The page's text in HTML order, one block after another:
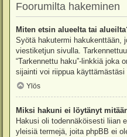
Foorumilta hakeminen
Miten etsin alueelta tai
Syötä hakutermi hakukenttään,
viestiketjun sivulla.
“Tarkennettu haku”-linkkiä joka
sijainti voi riippua
Ylös
Miksi hakuni ei löytänyt
Hakusi oli todennäköisesti liian
yleisiä termejä, joita phpBB ei